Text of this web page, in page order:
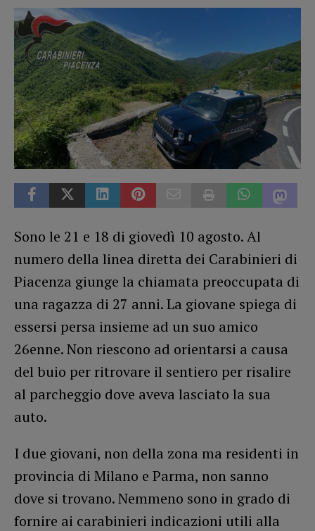
Sono le 21 e 18 di giovedì 10 agosto. Al
numero della linea diretta dei Carabinieri di
Piacenza giunge la chiamata preoccupata di
una ragazza di 27 anni. La giovane spiega di
essersi persa insieme ad un suo amico
26enne. Non riescono ad orientarsi a causa
del buio per ritrovare il sentiero per risalire
al parcheggio dove aveva lasciato la sua
auto.
I due giovani, non della zona ma residenti in
provincia di Milano e Parma, non sanno
dove si trovano. Nemmeno sono in grado di
fornire ai carabinieri indicazioni utili alla